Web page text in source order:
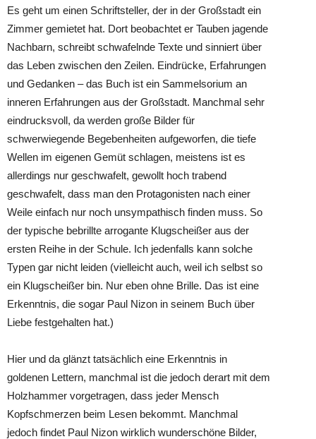
Es geht um einen Schriftsteller, der in der Großstadt ein
Zimmer gemietet hat. Dort beobachtet er Tauben jagende
Nachbarn, schreibt schwafelnde Texte und sinniert über
das Leben zwischen den Zeilen. Eindrücke, Erfahrungen
und Gedanken – das Buch ist ein Sammelsorium an
inneren Erfahrungen aus der Großstadt. Manchmal sehr
eindrucksvoll, da werden große Bilder für
schwerwiegende Begebenheiten aufgeworfen, die tiefe
Wellen im eigenen Gemüt schlagen, meistens ist es
allerdings nur geschwafelt, gewollt hoch trabend
geschwafelt, dass man den Protagonisten nach einer
Weile einfach nur noch unsympathisch finden muss. So
der typische bebrillte arrogante Klugscheißer aus der
ersten Reihe in der Schule. Ich jedenfalls kann solche
Typen gar nicht leiden (vielleicht auch, weil ich selbst so
ein Klugscheißer bin. Nur eben ohne Brille. Das ist eine
Erkenntnis, die sogar Paul Nizon in seinem Buch über
Liebe festgehalten hat.)
Hier und da glänzt tatsächlich eine Erkenntnis in
goldenen Lettern, manchmal ist die jedoch derart mit dem
Holzhammer vorgetragen, dass jeder Mensch
Kopfschmerzen beim Lesen bekommt. Manchmal
jedoch findet Paul Nizon wirklich wunderschöne Bilder,